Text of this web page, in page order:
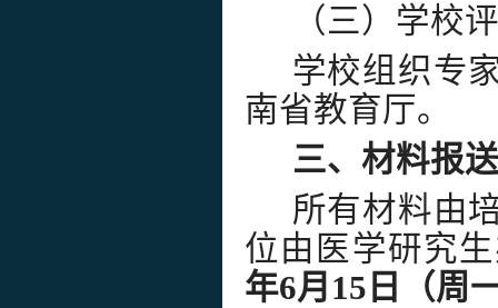
（三）学校
学校组织专
南省教育厅。
三、材料报送
所有材料由
位由医学研究
年6月15日（周